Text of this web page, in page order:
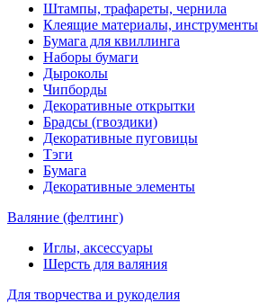
Штампы, трафареты, чернила
Клеящие материалы, инструменты
Бумага для квиллинга
Наборы бумаги
Дыроколы
Чипборды
Декоративные открытки
Брадсы (гвоздики)
Декоративные пуговицы
Тэги
Бумага
Декоративные элементы
Валяние (фелтинг)
Иглы, аксессуары
Шерсть для валяния
Для творчества и рукоделия